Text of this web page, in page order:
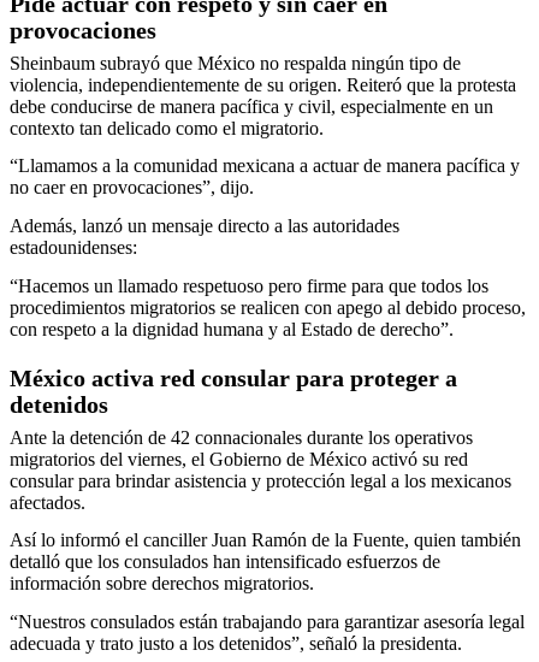
provocaciones
Sheinbaum subrayó que México no respalda ningún tipo de
violencia, independientemente de su origen. Reiteró que la protesta
debe conducirse de manera pacífica y civil, especialmente en un
contexto tan delicado como el migratorio.
“Llamamos a la comunidad mexicana a actuar de manera pacífica y
no caer en provocaciones”, dijo.
Además, lanzó un mensaje directo a las autoridades
estadounidenses:
“Hacemos un llamado respetuoso pero firme para que todos los
procedimientos migratorios se realicen con apego al debido proceso,
con respeto a la dignidad humana y al Estado de derecho”.
México activa red consular para proteger a
detenidos
Ante la detención de 42 connacionales durante los operativos
migratorios del viernes, el Gobierno de México activó su red
consular para brindar asistencia y protección legal a los mexicanos
afectados.
Así lo informó el canciller Juan Ramón de la Fuente, quien también
detalló que los consulados han intensificado esfuerzos de
información sobre derechos migratorios.
“Nuestros consulados están trabajando para garantizar asesoría legal
adecuada y trato justo a los detenidos”, señaló la presidenta.